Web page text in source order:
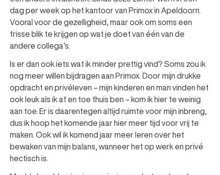
dag per week op het kantoor van Primox in Apeldoorn.
Vooral voor de gezelligheid, maar ook om soms een
frisse blik te krijgen op wat je doet van één van de
andere collega’s.
Is er dan ook iets wat ik minder prettig vind? Soms zou ik
nog meer willen bijdragen aan Primox. Door mijn drukke
opdracht en privéleven – mijn kinderen en man vinden het
ook leuk als ik af en toe thuis ben – kom ik hier te weinig
aan toe. Er is daarentegen altijd ruimte voor mijn inbreng,
dus ik hoop het komende jaar hier meer tijd voor vrij te
maken. Ook wil ik komend jaar meer leren over het
bewaken van mijn balans, wanneer het op werk en privé
hectisch is.